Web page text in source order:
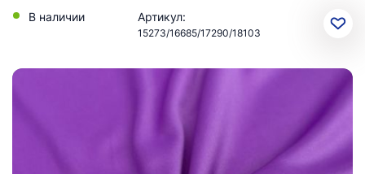
В наличии Артикул:
15273/16685/17290/18103